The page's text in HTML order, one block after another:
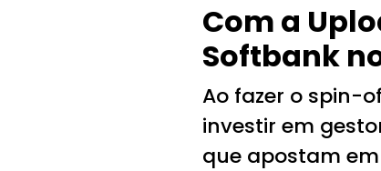
Com a
Softbank
Ao fazer o spin-
investir em
que apostam